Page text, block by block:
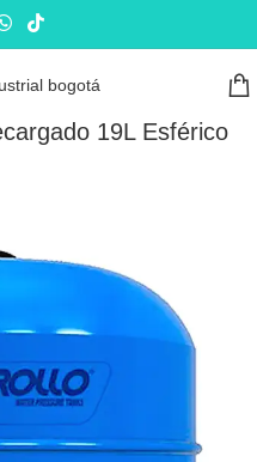
19L Esférico